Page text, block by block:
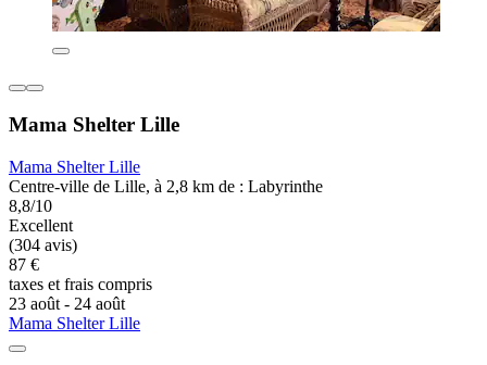
Mama Shelter Lille
Mama Shelter Lille
Centre-ville de Lille, à 2,8 km de : Labyrinthe
8,8/10
Excellent
(304 avis)
87 €
taxes et frais compris
23 août - 24 août
Mama Shelter Lille